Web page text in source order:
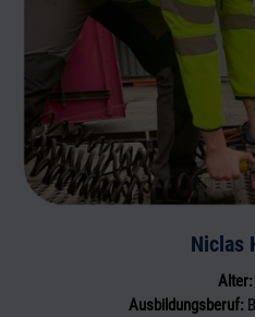
Niclas
Alter:
Ausbildungsberuf: